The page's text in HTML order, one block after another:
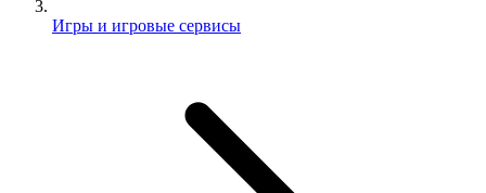
Игры и игровые сервисы